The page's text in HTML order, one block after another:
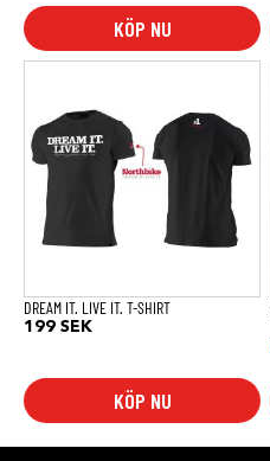
KÖP NU
DREAM IT. LIVE IT. T-SHIRT
199 SEK
KÖP NU
produkten
har
flera
varianter.
De
olika
alternativen
kan
produktsidan